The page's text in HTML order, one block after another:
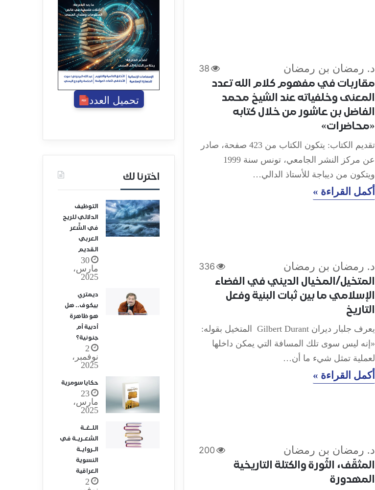
د. رمضان بن رمضان 38
مقاربات في مفهوم كلام الله تعدد
المعنى وخلفياته عند الشيخ محمد
الفاضل بن عاشور من خلال كتابه
«محاضرات»
تقديم الكتاب: يتكون الكتاب من 423 صفحة، صادر
عن مركز النشر الجامعي، تونس سنة 1999
ويتكون من ديباجة للأستاذ الدالي…
أكمل القراءة »
د. رمضان بن رمضان 336
المتخيل/المخيال الديني في الفضاء
الإسلامي ما بين ثبات البنية وفعل
التاريخ
يعرف جلبار ديران Gilbert Durant المتخيل بقوله:
«إنه ليس سوى تلك المسافة التي يمكن داخلها
لعملية تمثل شيء ما أن…
أكمل القراءة »
د. رمضان بن رمضان 200
المثقّف، الثّورة والكتلة التاريخية
المهدورة
تحميل العدد
اخترنا لك
التوظيف
الدلالي للريح
في الشِّعر
العربي
القديم
30
مارس،
2025
ديمتري
بيكوف.. هل
هو ظاهرة
أدبية أم
جنونية؟
2
نوفمبر،
2025
حكايا سومرية
23
مارس،
2025
اللـغـة
الشعـريـة في
الـروايـة
النسوية
العراقية
2